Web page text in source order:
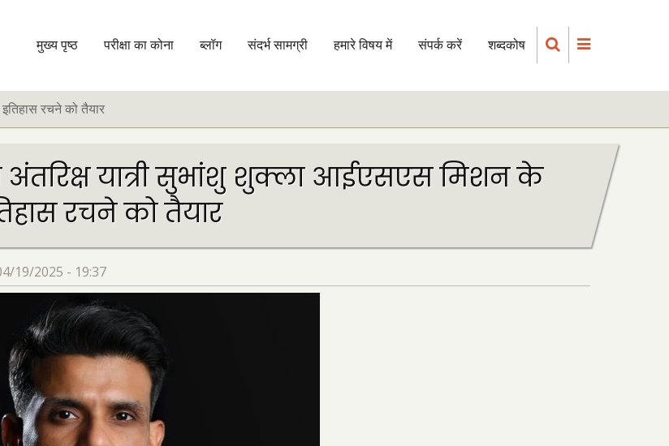
मुख्य
नेविगेशन
मुख्य पृष्ठ परीक्षा का कोना ब्लॉग संदर्भ सामग्री हमारे विषय में संपर्क करें शब्दकोष
रचने को तैयार
अंतरिक्ष यात्री सुभांशु शुक्ला आईएसएस मिशन के
रचने को तैयार
19/2025 - 19:37